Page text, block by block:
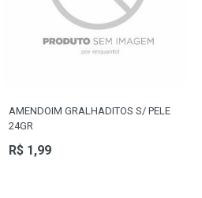
AMENDOIM GRALHADITOS S/ PELE
24GR
R$ 1,99